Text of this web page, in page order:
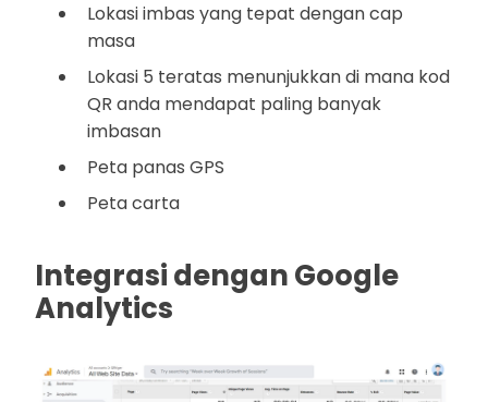
Lokasi imbas yang tepat dengan cap
masa
Lokasi 5 teratas menunjukkan di mana kod
QR anda mendapat paling banyak
imbasan
Peta panas GPS
Peta carta
Integrasi dengan Google
Analytics